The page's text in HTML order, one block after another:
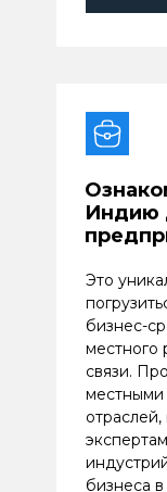
Индию
Это
бизнес-
местного
связи.
местными
бизнеса